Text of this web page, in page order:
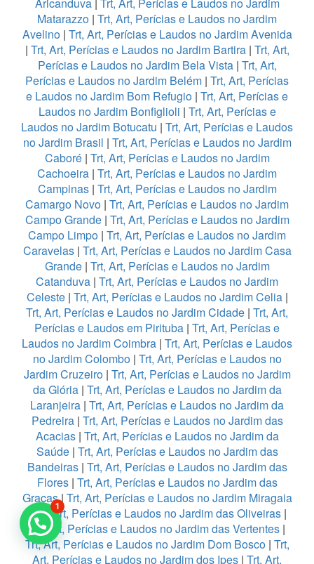
Aricanduva| Trt, Art, Perícias e Laudos no Jardim
Matarazzo | Trt, Art, Perícias e Laudos no Jardim
Avelino| Trt, Art, Perícias e Laudos no Jardim Avenida
| Trt, Art, Perícias e Laudos no Jardim Bartira| Trt, Art,
Perícias e Laudos no Jardim Bela Vista| Trt, Art,
Perícias e Laudos no Jardim Belém | Trt, Art, Perícias
e Laudos no Jardim Bom Refugio | Trt, Art, Perícias e
Laudos no Jardim Bonfiglioli | Trt, Art, Perícias e
Laudos no Jardim Botucatu | Trt, Art, Perícias e Laudos
no Jardim Brasil | Trt, Art, Perícias e Laudos no Jardim
Caboré| Trt, Art, Perícias e Laudos no Jardim
Cachoeira | Trt, Art, Perícias e Laudos no Jardim
Campinas| Trt, Art, Perícias e Laudos no Jardim
Camargo Novo | Trt, Art, Perícias e Laudos no Jardim
Campo Grande| Trt, Art, Perícias e Laudos no Jardim
Campo Limpo | Trt, Art, Perícias e Laudos no Jardim
Caravelas| Trt, Art, Perícias e Laudos no Jardim Casa
Grande| Trt, Art, Perícias e Laudos no Jardim
Catanduva | Trt, Art, Perícias e Laudos no Jardim
Celeste| Trt, Art, Perícias e Laudos no Jardim Celia|
Trt, Art, Perícias e Laudos no Jardim Cidade | Trt, Art,
Perícias e Laudos em Pirituba | Trt, Art, Perícias e
Laudos no Jardim Coimbra | Trt, Art, Perícias e Laudos
no Jardim Colombo| Trt, Art, Perícias e Laudos no
Jardim Cruzeiro| Trt, Art, Perícias e Laudos no Jardim
da Glória| Trt, Art, Perícias e Laudos no Jardim da
Laranjeira | Trt, Art, Perícias e Laudos no Jardim da
Pedreira| Trt, Art, Perícias e Laudos no Jardim das
Acacias| Trt, Art, Perícias e Laudos no Jardim da
Saúde| Trt, Art, Perícias e Laudos no Jardim das
Bandeiras| Trt, Art, Perícias e Laudos no Jardim das
Flores| Trt, Art, Perícias e Laudos no Jardim das
Graças| Trt, Art, Perícias e Laudos no Jardim Miragaia
|Trt, Art, Perícias e Laudos no Jardim das Oliveiras|
Trt, Art, Perícias e Laudos no Jardim das Vertentes|
Trt, Art, Perícias e Laudos no Jardim Dom Bosco| Trt,
Art, Perícias e Laudos no Jardim dos Ipes | Trt, Art,
1